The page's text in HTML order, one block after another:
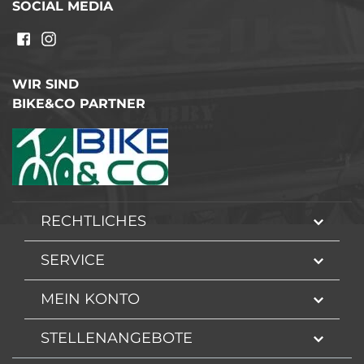
SOCIAL MEDIA
WIR SIND
BIKE&CO PARTNER
RECHTLICHES
SERVICE
MEIN KONTO
STELLENANGEBOTE